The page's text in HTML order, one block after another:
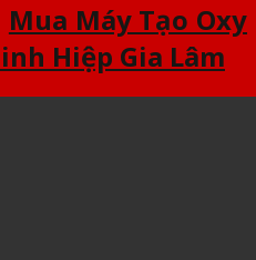
Mua Máy Tạo Oxy
Hiệp Gia Lâm